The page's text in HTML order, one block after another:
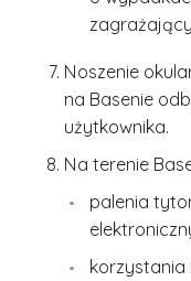
Noszenie
na Basenie
użytkownika.
Na terenie
palenia
korzystania